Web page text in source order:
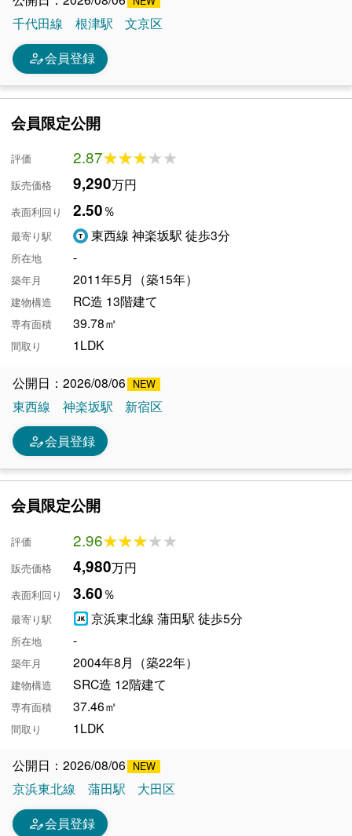
千代田線
根津駅 文京区
person_edit会員登録
会員限定公開
評価 2.87★★★★★
★★★★★
販売価格 9,290万円
表面利回り 2.50％
最寄り駅 東西線 神楽坂駅 徒歩3分
所在地 -
築年月 2011年5月（築15年）
建物構造 RC造 13階建て
専有面積 39.78㎡
間取り 1LDK
公開日：2026/08/06
東西線
神楽坂駅 新宿区
person_edit会員登録
会員限定公開
評価 2.96★★★★★
★★★★★
販売価格 4,980万円
表面利回り 3.60％
最寄り駅 京浜東北線 蒲田駅 徒歩5分
所在地 -
築年月 2004年8月（築22年）
建物構造 SRC造 12階建て
専有面積 37.46㎡
間取り 1LDK
公開日：2026/08/06
京浜東北線
蒲田駅 大田区
person_edit会員登録